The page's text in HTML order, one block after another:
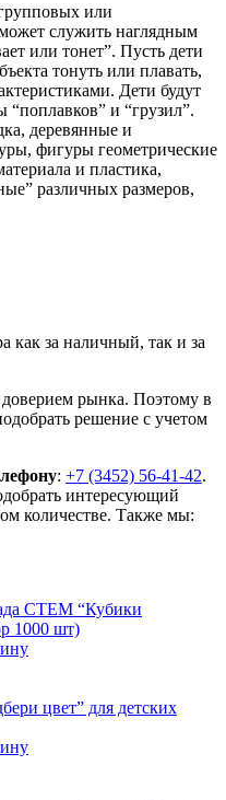
или
служить наглядным
или тонет”. Пусть дети
тонуть или плавать,
Дети будут
“поплавков” и “грузил”.
деревянные и
фигуры геометрические
и пластика,
различных размеров,
как за наличный, так и за
рынка. Поэтому в
решение с учетом
: +7 (3452) 56-41-42.
интересующий
количестве. Также мы:
СТЕМ “Кубики
1000 шт)
цвет” для детских